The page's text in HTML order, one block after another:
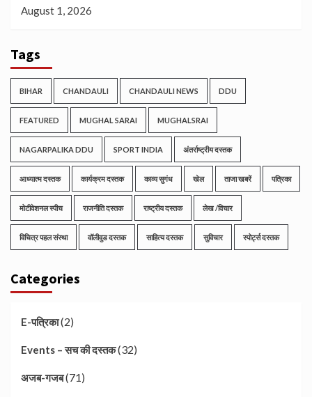
August 1, 2026
Tags
BIHAR CHANDAULI CHANDAULI NEWS DDU
FEATURED MUGHAL SARAI MUGHALSRAI
NAGARPALIKA DDU SPORT INDIA अंतर्राष्ट्रीय दस्तक
आध्यात्म दस्तक कार्यक्रम दस्तक काव्य सुगंध खेल ताजा खबरें पत्रिका
मोटीवेशनल स्पीच राजनीति दस्तक राष्ट्रीय दस्तक लेख /विचार
विचित्र पहल संस्था वॉलीवुड दस्तक साहित्य दस्तक सुविचार स्पोर्ट्स दस्तक
Categories
E-पत्रिका(2)
Events – सच की दस्तक(32)
अजब-गजब(71)